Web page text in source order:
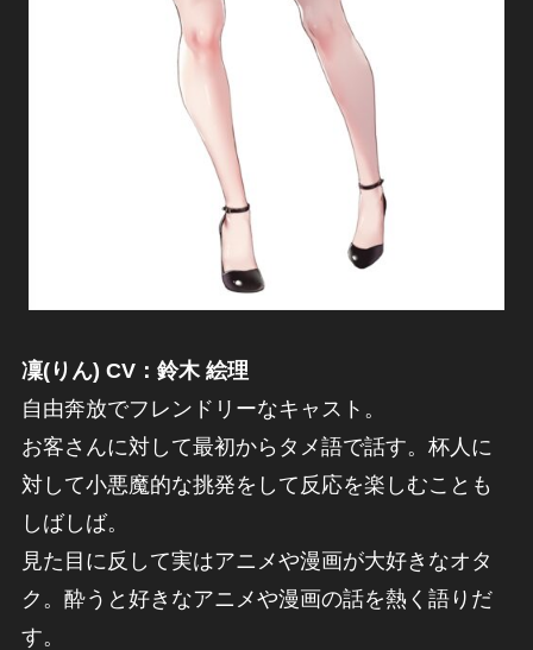
凜(りん) CV：鈴木 絵理
自由奔放でフレンドリーなキャスト。
お客さんに対して最初からタメ語で話す。杯人に
対して小悪魔的な挑発をして反応を楽しむことも
しばしば。
見た目に反して実はアニメや漫画が大好きなオタ
ク。酔うと好きなアニメや漫画の話を熱く語りだ
す。